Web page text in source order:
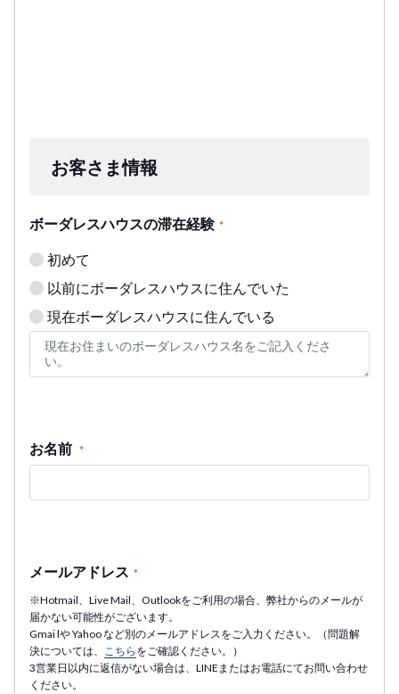
お客さま情報
ボーダレスハウスの滞在経験 *
初めて
以前にボーダレスハウスに住んでいた
現在ボーダレスハウスに住んでいる
お名前 *
メールアドレス *
※Hotmail、Live Mail、Outlookをご利用の場合、弊社からのメールが
届かない可能性がございます。
Gmai lや Yahoo など別のメールアドレスをご入力ください。（問題解
決については、
こちら をご確認ください。）
3営業日以内に返信がない場合は、LINEまたはお電話にてお問い合わせ
ください。